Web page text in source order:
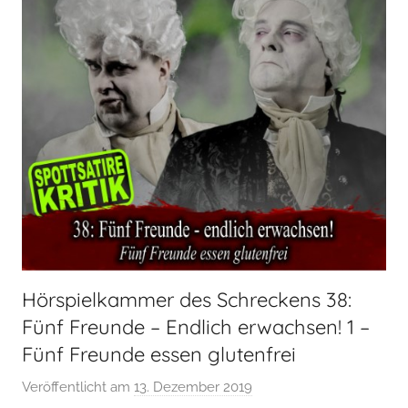
Hörspielkammer des Schreckens 38:
Fünf Freunde – Endlich erwachsen! 1 –
Fünf Freunde essen glutenfrei
Veröffentlicht am 13. Dezember 2019